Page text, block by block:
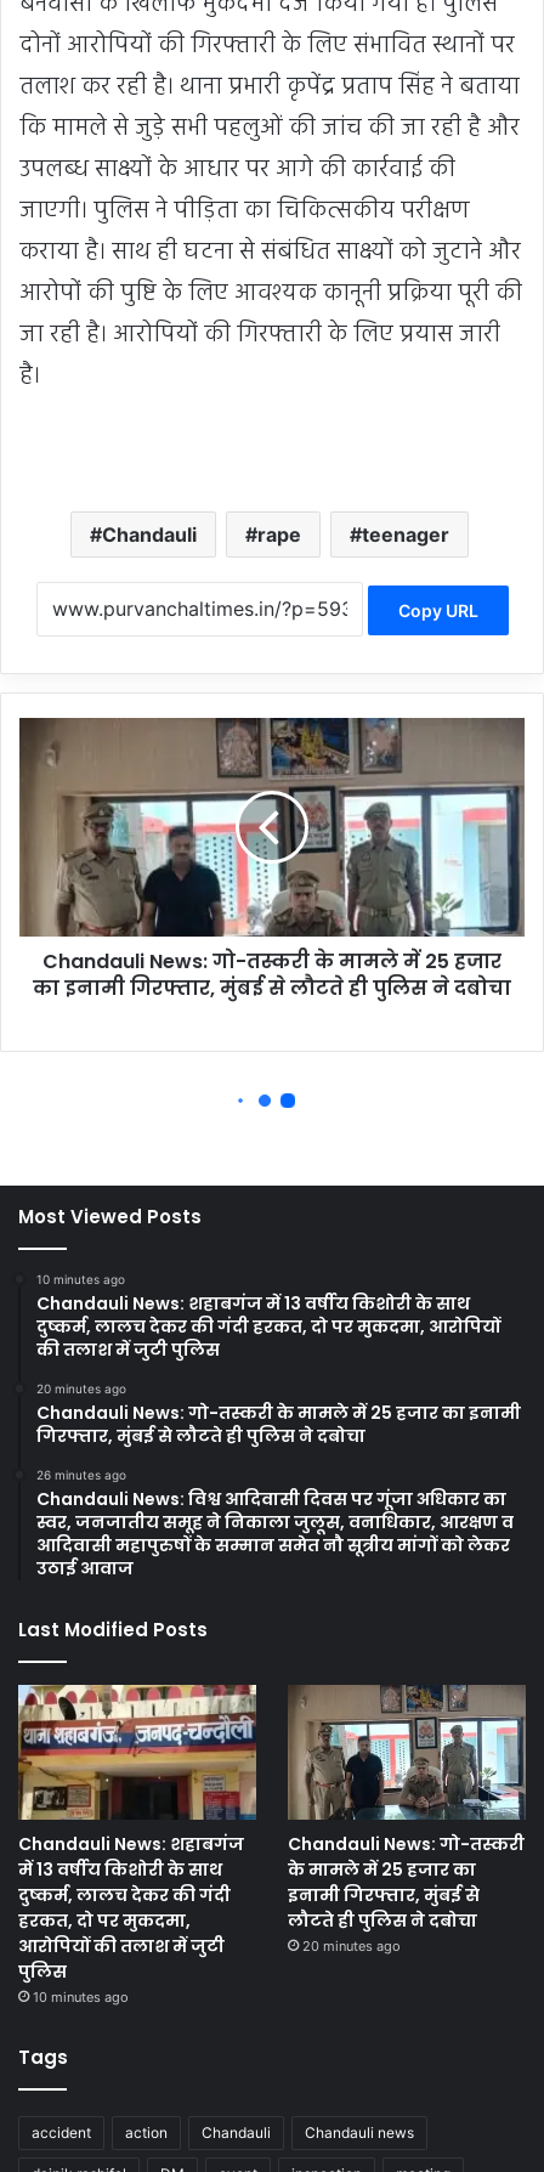
Most Viewed Posts
10 minutes ago
Chandauli News: शहाबगंज में 13 वर्षीय किशोरी के साथ
दुष्कर्म, लालच देकर की गंदी हरकत, दो पर मुकदमा, आरोपियों
की तलाश में जुटी पुलिस
20 minutes ago
Chandauli News: गो-तस्करी के मामले में 25 हजार का इनामी
गिरफ्तार, मुंबई से लौटते ही पुलिस ने दबोचा
26 minutes ago
Chandauli News: विश्व आदिवासी दिवस पर गूंजा अधिकार का
स्वर, जनजातीय समूह ने निकाला जुलूस, वनाधिकार, आरक्षण व
आदिवासी महापुरुषों के सम्मान समेत नौ सूत्रीय मांगों को लेकर
उठाई आवाज
Last Modified Posts
Chandauli News: शहाबगंज
में 13 वर्षीय किशोरी के साथ
दुष्कर्म, लालच देकर की गंदी
हरकत, दो पर मुकदमा,
आरोपियों की तलाश में जुटी
पुलिस
10 minutes ago
Chandauli News: गो-तस्करी
के मामले में 25 हजार का
इनामी गिरफ्तार, मुंबई से
लौटते ही पुलिस ने दबोचा
20 minutes ago
Tags
accident action Chandauli Chandauli news